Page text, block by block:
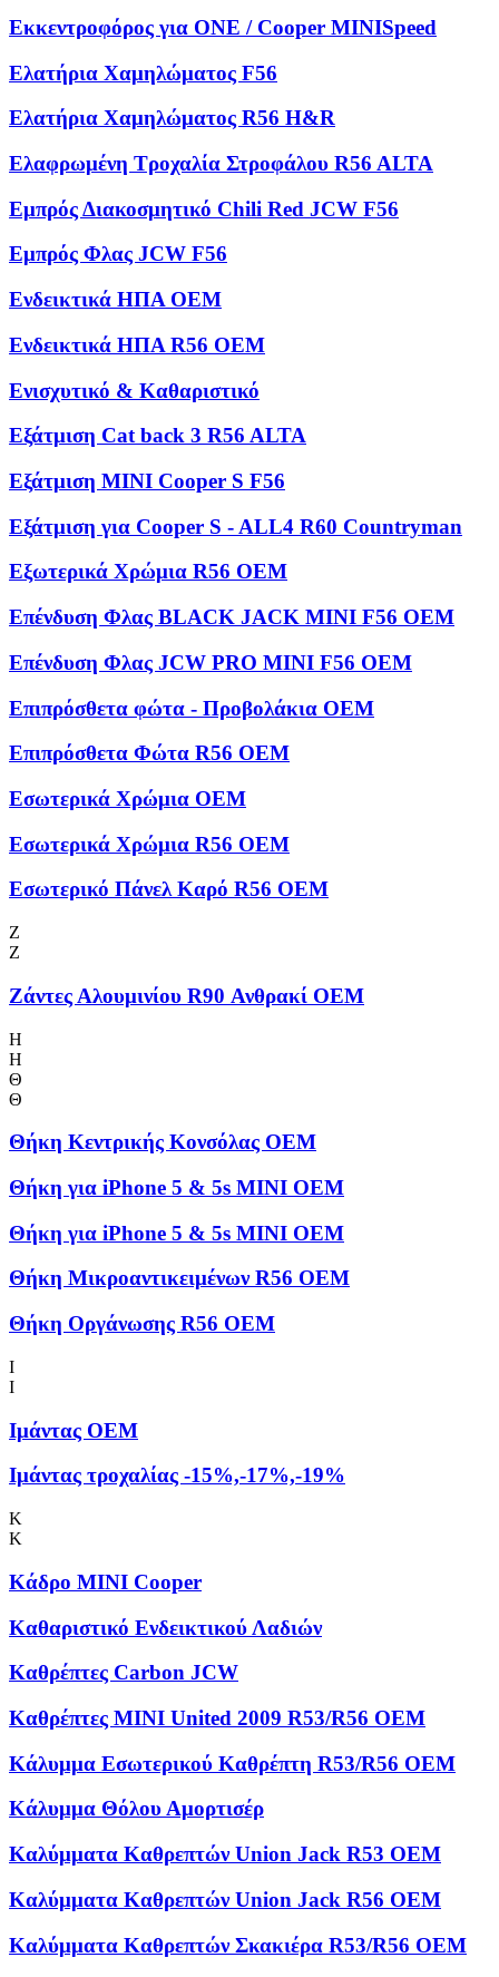
Εκκεντροφόρος για ONE / Cooper MINISpeed
Ελατήρια Χαμηλώματος F56
Ελατήρια Χαμηλώματος R56 H&R
Ελαφρωμένη Τροχαλία Στροφάλου R56 ALTA
Εμπρός Διακοσμητικό Chili Red JCW F56
Εμπρός Φλας JCW F56
Ενδεικτικά ΗΠΑ OEM
Ενδεικτικά ΗΠΑ R56 OEM
Ενισχυτικό & Καθαριστικό
Εξάτμιση Cat back 3 R56 ALTA
Εξάτμιση MINI Cooper S F56
Εξάτμιση για Cooper S - ALL4 R60 Countryman
Εξωτερικά Χρώμια R56 OEM
Επένδυση Φλας BLACK JACK MINI F56 OEM
Επένδυση Φλας JCW PRO MINI F56 OEM
Επιπρόσθετα φώτα - Προβολάκια OEM
Επιπρόσθετα Φώτα R56 OEM
Εσωτερικά Χρώμια OEM
Εσωτερικά Χρώμια R56 OEM
Εσωτερικό Πάνελ Καρό R56 OEM
Ζ
Ζ
Ζάντες Αλουμινίου R90 Ανθρακί OEM
Η
Η
Θ
Θ
Θήκη Kεντρικής Kονσόλας OEM
Θήκη για iPhone 5 & 5s MINI OEM
Θήκη για iPhone 5 & 5s MINI OEM
Θήκη Μικροαντικειμένων R56 OEM
Θήκη Οργάνωσης R56 OEM
Ι
Ι
Ιμάντας OEM
Ιμάντας τροχαλίας -15%,-17%,-19%
Κ
Κ
Κάδρο MINI Cooper
Καθαριστικό Ενδεικτικού Λαδιών
Καθρέπτες Carbon JCW
Καθρέπτες MINI United 2009 R53/R56 OEM
Κάλυμμα Εσωτερικού Καθρέπτη R53/R56 OEM
Κάλυμμα Θόλου Αμορτισέρ
Καλύμματα Kαθρεπτών Union Jack R53 OEM
Καλύμματα Καθρεπτών Union Jack R56 OEM
Καλύμματα Καθρεπτών Σκακιέρα R53/R56 OEM